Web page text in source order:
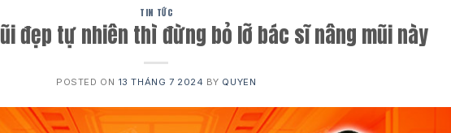
TIN TỨC
đẹp tự nhiên thì đừng bỏ lỡ bác sĩ nâng mũi này
POSTED ON 13 THÁNG 7 2024 BY QUYEN